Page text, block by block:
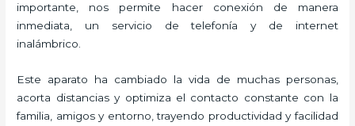
importante, nos permite hacer conexión de manera
inmediata, un servicio de telefonía y de internet
inalámbrico.
Este aparato ha cambiado la vida de muchas personas,
acorta distancias y optimiza el contacto constante con la
familia, amigos y entorno, trayendo productividad y facilidad